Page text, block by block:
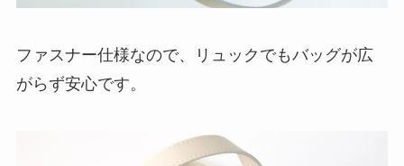
ファスナー仕様なので、リュックでもバッグが広
がらず安心です。